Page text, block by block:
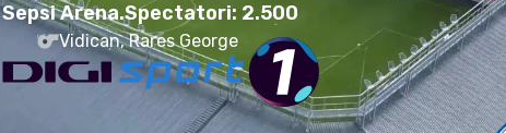
Sepsi Arena.Spectatori: 2.500
Vidican, Rares George